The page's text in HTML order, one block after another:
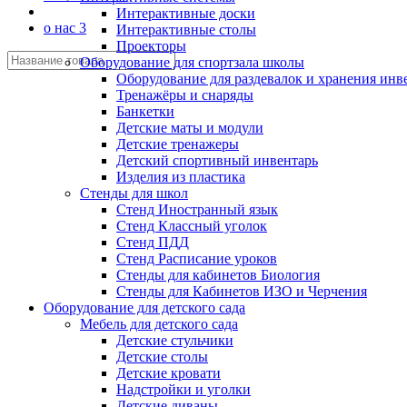
о нас 3
Интерактивные доски
Интерактивные столы
Проекторы
Оборудование для спортзала школы
Оборудование для раздевалок и хранения
Тренажёры и снаряды
Банкетки
Детские маты и модули
Детские тренажеры
Детский спортивный инвентарь
Изделия из пластика
Стенды для школ
Стенд Иностранный язык
Стенд Классный уголок
Стенд ПДД
Стенд Расписание уроков
Стенды для кабинетов Биология
Стенды для Кабинетов ИЗО и Черчения
Оборудование для детского сада
Мебель для детского сада
Детские стульчики
Детские столы
Детские кровати
Надстройки и уголки